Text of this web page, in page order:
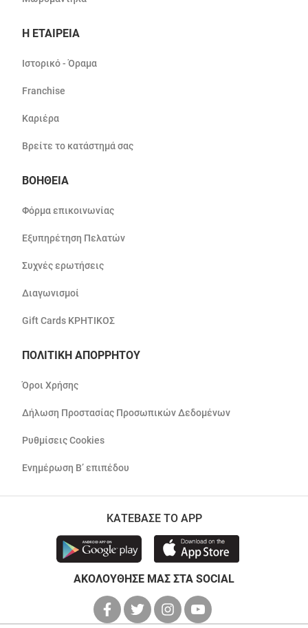
Η ΕΤΑΙΡΕΙΑ
Ιστορικό - Όραμα
Franchise
Καριέρα
Βρείτε το κατάστημά σας
ΒΟΗΘΕΙΑ
Φόρμα επικοινωνίας
Εξυπηρέτηση Πελατών
Συχνές ερωτήσεις
Διαγωνισμοί
Gift Cards ΚΡΗΤΙΚΟΣ
ΠΟΛΙΤΙΚΗ ΑΠΟΡΡΗΤΟΥ
Όροι Χρήσης
Δήλωση Προστασίας Προσωπικών Δεδομένων
Ρυθμίσεις Cookies
Ενημέρωση Β’ επιπέδου
ΚΑΤΕΒΑΣΕ ΤΟ APP
ΑΚΟΛΟΥΘΗΣΕ ΜΑΣ ΣΤΑ SOCIAL